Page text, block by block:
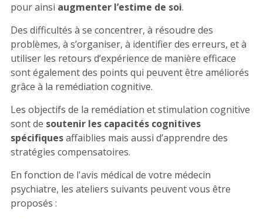
pour ainsi augmenter l’estime de soi.
Des difficultés à se concentrer, à résoudre des
problèmes, à s’organiser, à identifier des erreurs, et à
utiliser les retours d’expérience de manière efficace
sont également des points qui peuvent être améliorés
grâce à la remédiation cognitive.
Les objectifs de la remédiation et stimulation cognitive
sont de soutenir les capacités cognitives
spécifiquesaffaiblies mais aussi d’apprendre des
stratégies compensatoires.
En fonction de l'avis médical de votre médecin
psychiatre, les ateliers suivants peuvent vous être
proposés :